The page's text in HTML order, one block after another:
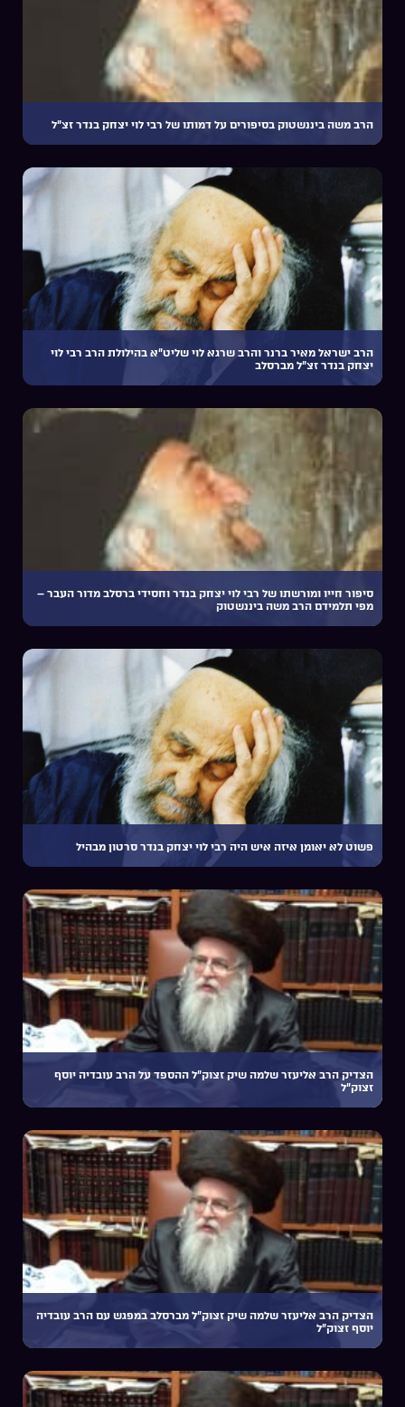
הרב משה ביננשטוק בסיפורים על דמותו של רבי לוי יצחק בנדר זצ”ל
הרב ישראל מאיר ברנר והרב שרגא לוי שליט”א בהילולת הרב רבי לוי
יצחק בנדר זצ”ל מברסלב
סיפור חייו ומורשתו של רבי לוי יצחק בנדר וחסידי ברסלב מדור העבר –
מפי תלמידם הרב משה ביננשטוק
פשוט לא יאומן איזה איש היה רבי לוי יצחק בנדר סרטון מבהיל
הצדיק הרב אליעזר שלמה שיק זצוק”ל ההספד על הרב עובדיה יוסף
זצוק”ל
הצדיק הרב אליעזר שלמה שיק זצוק”ל מברסלב במפגש עם הרב עובדיה
יוסף זצוק”ל